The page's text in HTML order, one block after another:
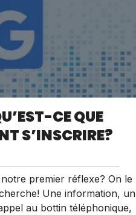
CE QUE
S’INSCRIRE?
premier réflexe? On le
Une information, un
au bottin téléphonique,